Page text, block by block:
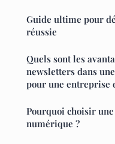
Guide ultime pour
réussie
Quels sont les
newsletters dans
pour une entreprise
Pourquoi choisir
numérique ?